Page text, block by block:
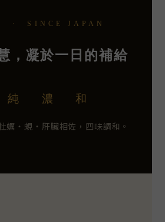
· SINCE JAPAN
，凝於一日的補給
純 濃 和
蠣・蜆・肝臟相佐，四味調和。